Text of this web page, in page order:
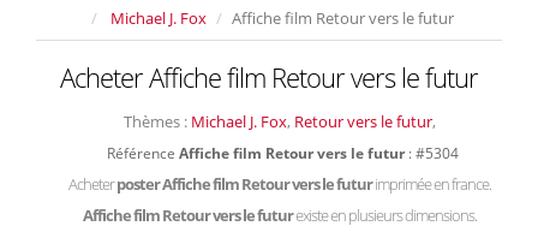
Michael J. Fox
Affiche film Retour vers le futur
Acheter Affiche film Retour vers le futur
Thèmes : Michael J. Fox, Retour vers le futur,
Référence Affiche film Retour vers le futur: #5304
Acheterposter Affiche film Retour vers le futurimprimée en france.
Affiche film Retour vers le futurexiste en plusieurs dimensions.